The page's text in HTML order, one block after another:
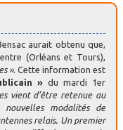
aurait obtenu que,
(Orléans et Tours),
». Cette information est
» du mardi 1er
vient d’être retenue au
modalités de
relais. Un premier